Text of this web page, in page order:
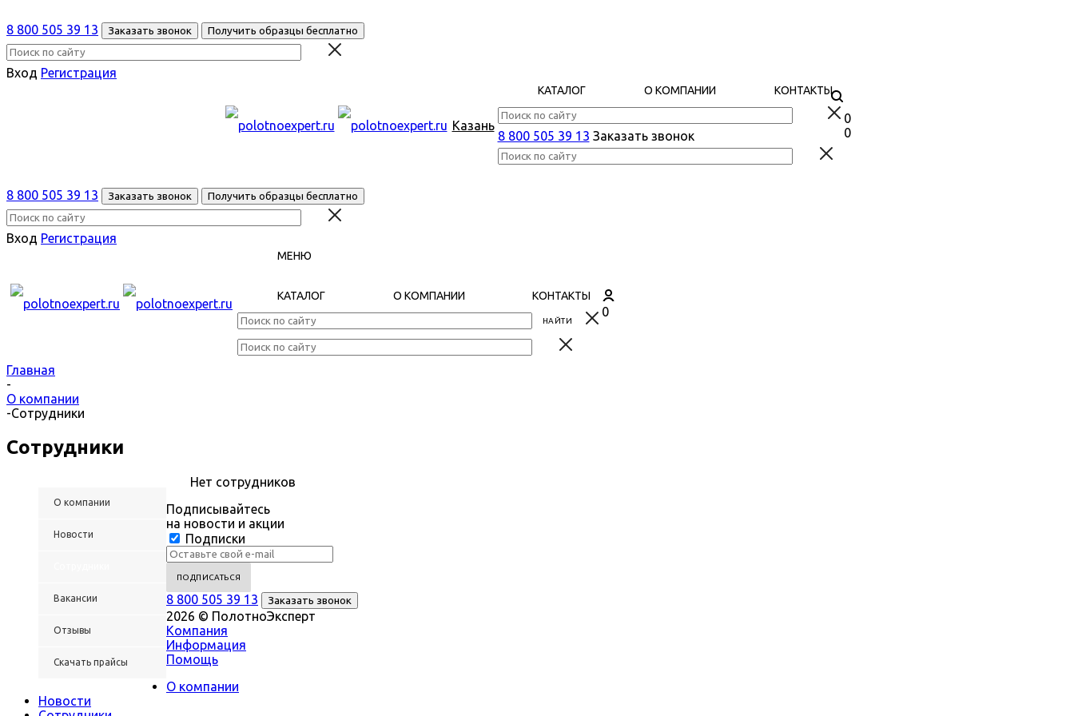
8 800 505 39 13 Заказать звонок Получить образцы бесплатно
Вход Регистрация
Казань
КАТАЛОГ О КОМПАНИИ КОНТАКТЫ
8 800 505 39 13 Заказать звонок
0
0
8 800 505 39 13 Заказать звонок Получить образцы бесплатно
Вход Регистрация
МЕНЮ
КАТАЛОГ О КОМПАНИИ КОНТАКТЫ
0
Главная
-
О компании
-Сотрудники
Сотрудники
О компании
Новости
Вакансии
Отзывы
Скачать прайсы
Нет сотрудников
Подписывайтесь
на новости и акции
Подписки
8 800 505 39 13 Заказать звонок
2026 © ПолотноЭксперт
Компания
Информация
Помощь
О компании
Новости